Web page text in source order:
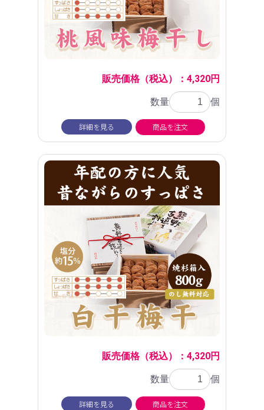
販売価格（税込）：4,320円
数量 個
詳細を見る 商品を注文
販売価格（税込）：4,320円
数量 個
詳細を見る 商品を注文